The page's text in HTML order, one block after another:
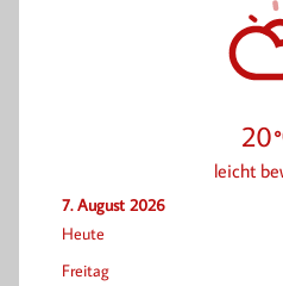
20
leicht
7. August 2026
Heute
Freitag